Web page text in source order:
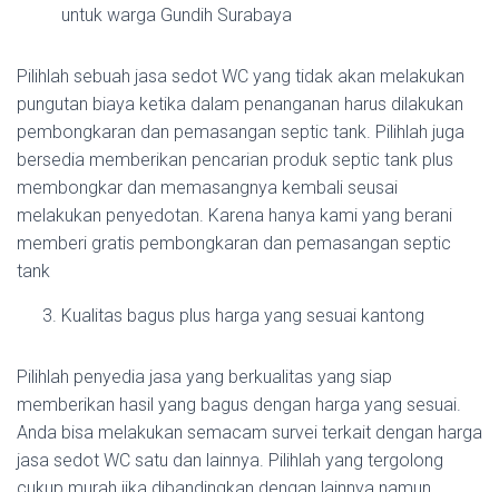
untuk warga Gundih Surabaya
Pilihlah sebuah jasa sedot WC yang tidak akan melakukan
pungutan biaya ketika dalam penanganan harus dilakukan
pembongkaran dan pemasangan septic tank. Pilihlah juga
bersedia memberikan pencarian produk septic tank plus
membongkar dan memasangnya kembali seusai
melakukan penyedotan. Karena hanya kami yang berani
memberi gratis pembongkaran dan pemasangan septic
tank
Kualitas bagus plus harga yang sesuai kantong
Pilihlah penyedia jasa yang berkualitas yang siap
memberikan hasil yang bagus dengan harga yang sesuai.
Anda bisa melakukan semacam survei terkait dengan harga
jasa sedot WC satu dan lainnya. Pilihlah yang tergolong